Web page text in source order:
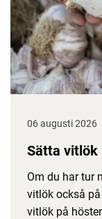
06 augusti 2026
Sätta vitlök
Om du har tur
vitlök också
vitlök på